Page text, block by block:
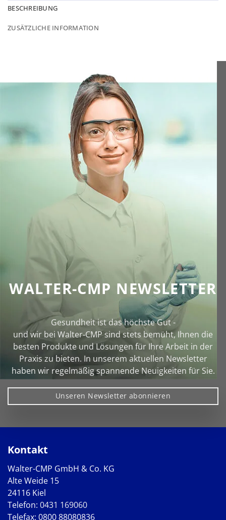
BESCHREIBUNG
ZUSÄTZLICHE INFORMATION
WALTER-CMP NEWSLETTER
Gesundheit ist das höchste Gut -
und wir bei Walter‑CMP sind stets bemüht, Ihnen die
besten Produkte und Lösungen für Ihre Arbeit in der
Praxis zu bieten. In unserem aktuellen Newsletter
haben wir regelmäßig spannende Neuigkeiten für Sie.
Unseren Newsletter abonnieren
Kontakt
Walter-CMP GmbH & Co. KG
Alte Weide 15
24116 Kiel
Telefon: 0431 169060
Telefax: 0800 88080836